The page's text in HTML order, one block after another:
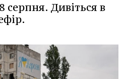
серпня. Дивіться в